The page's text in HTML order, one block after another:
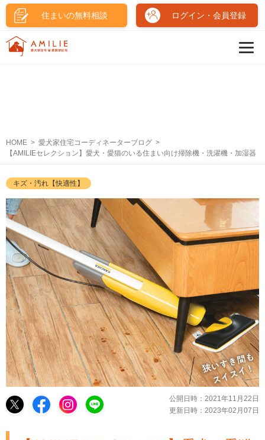
住まいの無料相談 ログイン・会員登録
HOME
愛犬家住宅コーディネーターブログ
【AMILIEセレクション】愛犬・愛猫のいる住まい向け掃除機・洗濯機・加湿器
キズ・汚れ【快適性】
公開日時： 2021年11月22日
更新日時： 2023年02月07日